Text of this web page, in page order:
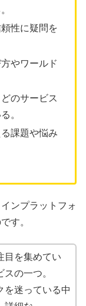
性に疑問を
やワールド
のサービス
。
課題や悩み
ンプラットフォ
す。
目を集めてい
の一つ。
を迷っている中